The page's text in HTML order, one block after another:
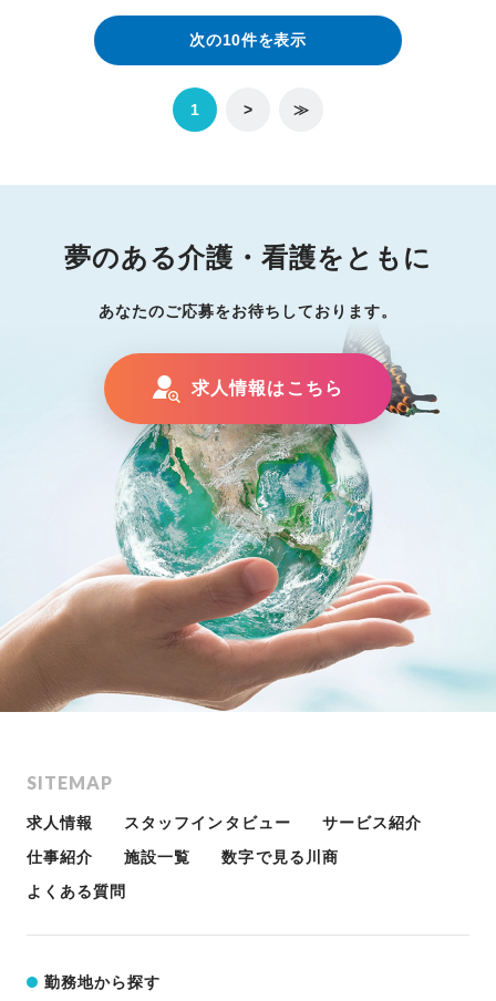
次の10件を表示
1 > ≫
夢のある介護・看護をともに
あなたのご応募をお待ちしております。
求人情報はこちら
SITEMAP
求人情報 スタッフインタビュー
サービス紹介
仕事紹介
施設一覧
数字で見る川商
よくある質問
勤務地から探す